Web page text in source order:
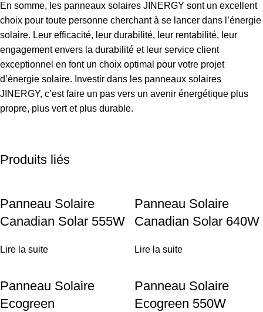
En somme, les panneaux solaires JINERGY sont un excellent
choix pour toute personne cherchant à se lancer dans l’énergie
solaire. Leur efficacité, leur durabilité, leur rentabilité, leur
engagement envers la durabilité et leur service client
exceptionnel en font un choix optimal pour votre projet
d’énergie solaire. Investir dans les panneaux solaires
JINERGY, c’est faire un pas vers un avenir énergétique plus
propre, plus vert et plus durable.
Produits liés
Panneau Solaire
Canadian Solar 555W
Lire la suite
Panneau Solaire
Canadian Solar 640W
Lire la suite
Panneau Solaire
Ecogreen
Panneau Solaire
Ecogreen 550W